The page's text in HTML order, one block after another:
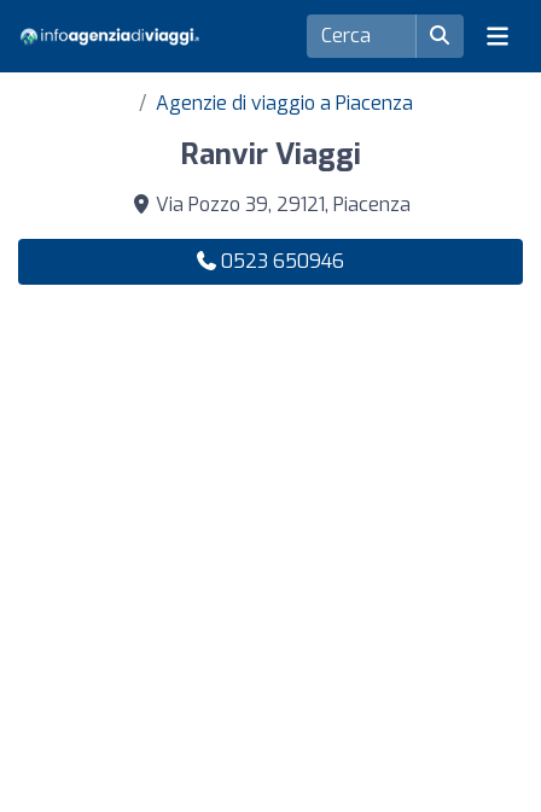
Agenzie di viaggio a Piacenza
Ranvir Viaggi
Via Pozzo 39, 29121, Piacenza
0523 650946